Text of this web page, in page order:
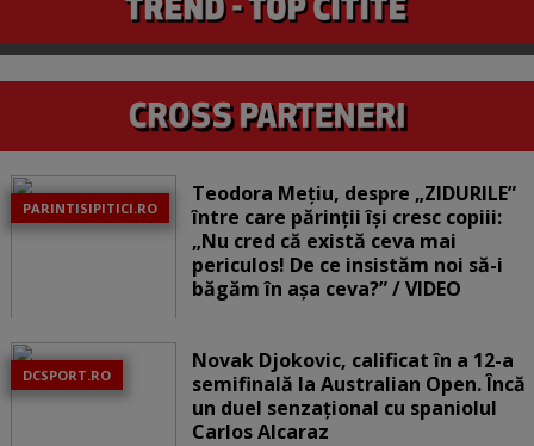
PARINTISIPITICI.RO
Teodora Mețiu, despre „ZIDURILE”
între care părinții își cresc copiii:
„Nu cred că există ceva mai
periculos! De ce insistăm noi să-i
băgăm în așa ceva?” / VIDEO
DCSPORT.RO
Novak Djokovic, calificat în a 12-a
semifinală la Australian Open. Încă
un duel senzațional cu spaniolul
Carlos Alcaraz